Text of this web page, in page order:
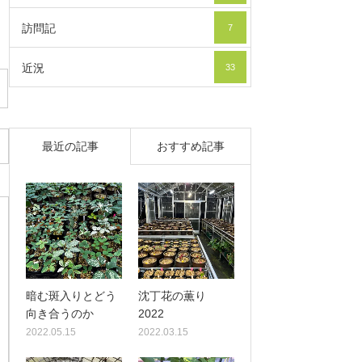
訪問記 7
近況 33
最近の記事 おすすめ記事
暗む斑入りとどう
向き合うのか
2022.05.15
沈丁花の薫り
2022
2022.03.15